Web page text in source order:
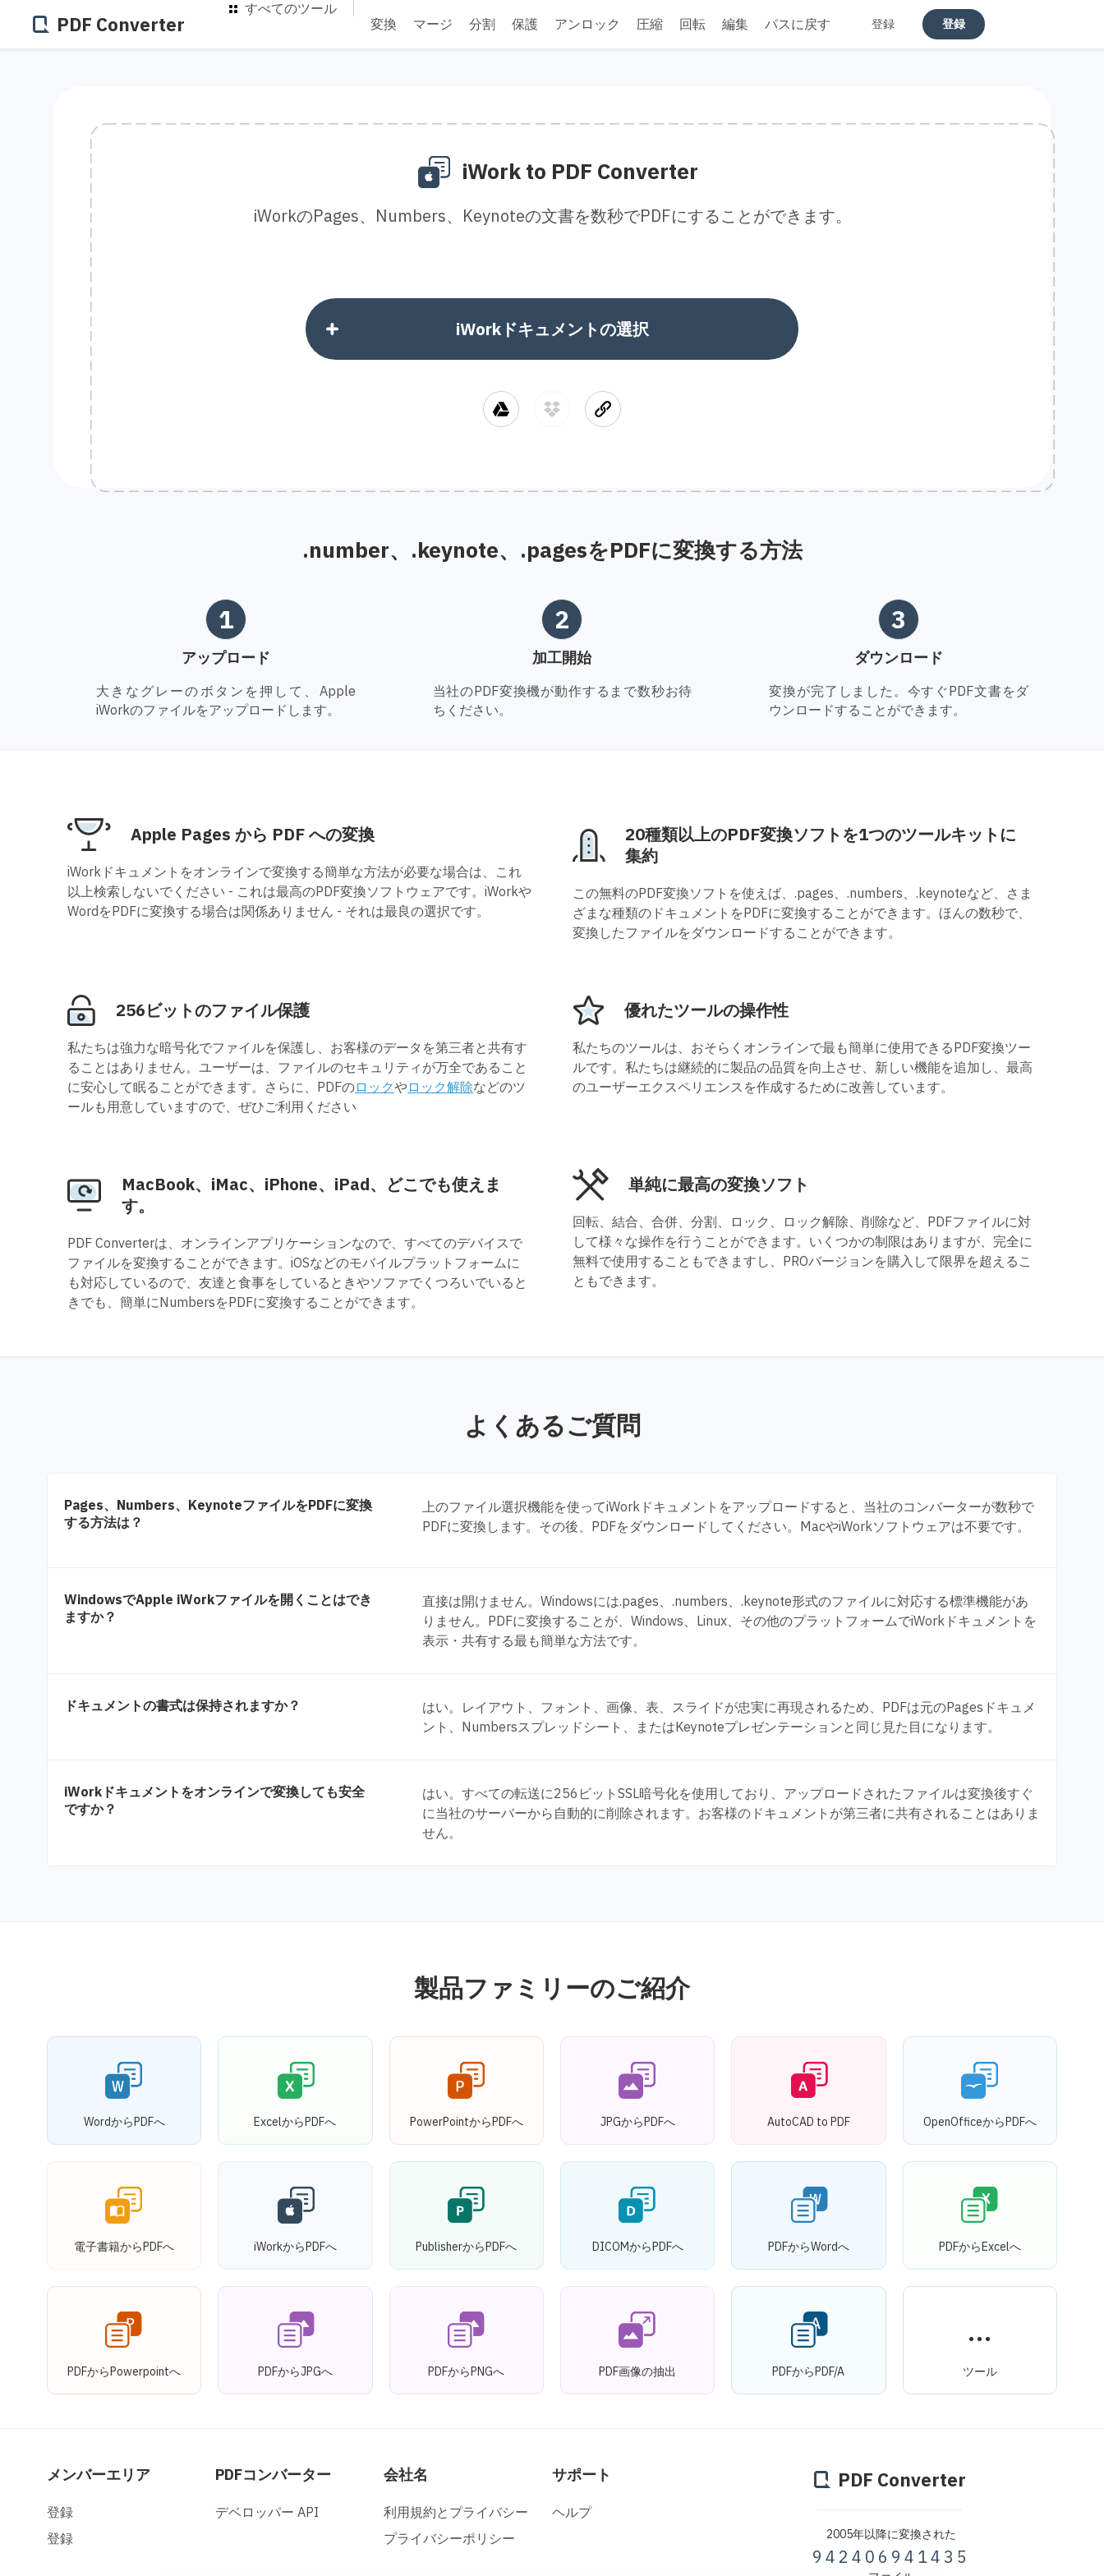
PDF Converter
すべてのツール
変換
マージ 分割 保護 アンロック 圧縮 回転 編集 パスに戻す 登録 登録
iWork to PDF Converter
iWorkのPages、Numbers、Keynoteの文書を数秒でPDFにすることができます。
iWorkドキュメントの選択
.number、.keynote、.pagesをPDFに変換する方法
1
アップロード
大きなグレーのボタンを押して、Apple
iWorkのファイルをアップロードします。
2
加工開始
当社のPDF変換機が動作するまで数秒お待
ちください。
3
ダウンロード
変換が完了しました。今すぐPDF文書をダ
ウンロードすることができます。
Apple Pages から PDF への変換
iWorkドキュメントをオンラインで変換する簡単な方法が必要な場合は、これ
以上検索しないでください - これは最高のPDF変換ソフトウェアです。iWorkや
WordをPDFに変換する場合は関係ありません - それは最良の選択です。
20種類以上のPDF変換ソフトを1つのツールキットに
集約
この無料のPDF変換ソフトを使えば、.pages、.numbers、.keynoteなど、さま
ざまな種類のドキュメントをPDFに変換することができます。ほんの数秒で、
変換したファイルをダウンロードすることができます。
256ビットのファイル保護
私たちは強力な暗号化でファイルを保護し、お客様のデータを第三者と共有す
ることはありません。ユーザーは、ファイルのセキュリティが万全であること
に安心して眠ることができます。さらに、PDFのロックやロック解除などのツ
ールも用意していますので、ぜひご利用ください
優れたツールの操作性
私たちのツールは、おそらくオンラインで最も簡単に使用できるPDF変換ツー
ルです。私たちは継続的に製品の品質を向上させ、新しい機能を追加し、最高
のユーザーエクスペリエンスを作成するために改善しています。
MacBook、iMac、iPhone、iPad、どこでも使えま
す。
PDF Converterは、オンラインアプリケーションなので、すべてのデバイスで
ファイルを変換することができます。iOSなどのモバイルプラットフォームに
も対応しているので、友達と食事をしているときやソファでくつろいでいると
きでも、簡単にNumbersをPDFに変換することができます。
単純に最高の変換ソフト
回転、結合、合併、分割、ロック、ロック解除、削除など、PDFファイルに対
して様々な操作を行うことができます。いくつかの制限はありますが、完全に
無料で使用することもできますし、PROバージョンを購入して限界を超えるこ
ともできます。
よくあるご質問
Pages、Numbers、KeynoteファイルをPDFに変換
する方法は？
上のファイル選択機能を使ってiWorkドキュメントをアップロードすると、当社のコンバーターが数秒で
PDFに変換します。その後、PDFをダウンロードしてください。MacやiWorkソフトウェアは不要です。
WindowsでApple iWorkファイルを開くことはでき
ますか？
直接は開けません。Windowsには.pages、.numbers、.keynote形式のファイルに対応する標準機能があ
りません。PDFに変換することが、Windows、Linux、その他のプラットフォームでiWorkドキュメントを
表示・共有する最も簡単な方法です。
ドキュメントの書式は保持されますか？
はい。レイアウト、フォント、画像、表、スライドが忠実に再現されるため、PDFは元のPagesドキュメ
ント、Numbersスプレッドシート、またはKeynoteプレゼンテーションと同じ見た目になります。
iWorkドキュメントをオンラインで変換しても安全
ですか？
はい。すべての転送に256ビットSSL暗号化を使用しており、アップロードされたファイルは変換後すぐ
に当社のサーバーから自動的に削除されます。お客様のドキュメントが第三者に共有されることはありま
せん。
製品ファミリーのご紹介
WordからPDFへ ExcelからPDFへ PowerPointからPDFへ JPGからPDFへ AutoCAD to PDF OpenOfficeからPDFへ
電子書籍からPDFへ iWorkからPDFへ PublisherからPDFへ DICOMからPDFへ PDFからWordへ PDFからExcelへ
PDFからPowerpointへ PDFからJPGへ PDFからPNGへ PDF画像の抽出 PDFからPDF/A ツール
メンバーエリア
登録
登録
PDFコンバーター
デベロッパー API
会社名
利用規約とプライバシー
プライバシーポリシー
サポート
ヘルプ
PDF Converter
2005年以降に変換された
942406941435